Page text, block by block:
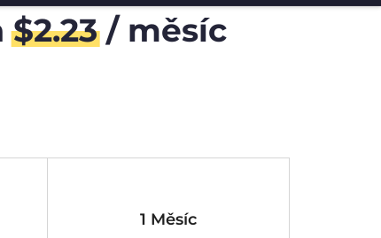
$2.23/ měsíc
1 Měsíc